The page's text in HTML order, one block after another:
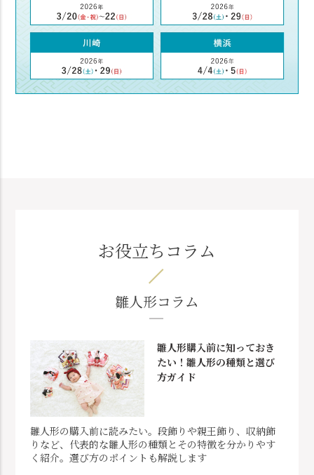
お役立ちコラム
雛人形コラム
雛人形購入前に知っておき
たい！雛人形の種類と選び
方ガイド
雛人形の購入前に読みたい。段飾りや親王飾り、収納飾
りなど、代表的な雛人形の種類とその特徴を分かりやす
く紹介。選び方のポイントも解説します